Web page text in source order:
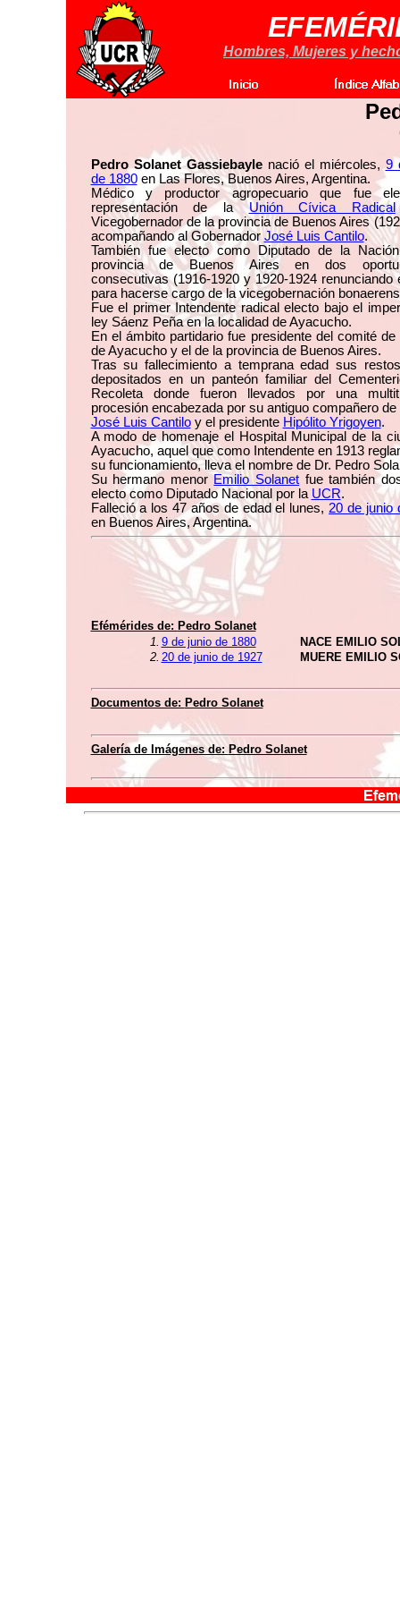
Hombres, Mujeres y
Pedro Solanet Gassiebaylenació el miércoles, 9
de 1880en Las Flores, Buenos Aires, Argentina.
Médico y productor agropecuario que fue
representación de laUnión Cívica Radical
Vicegobernador de la provincia de Buenos Aires
acompañando al Gobernador José Luis Cantilo.
También fue electo como Diputado de la
provincia de Buenos Aires en dos
consecutivas (1916-1920 y 1920-1924 renunciando
para hacerse cargo de la vicegobernación
Fue el primer Intendente radical electo bajo el
ley Sáenz Peña en la localidad de Ayacucho.
En el ámbito partidario fue presidente del comité
de Ayacucho y el de la provincia de Buenos Aires.
Tras su fallecimiento a temprana edad sus
depositados en un panteón familiar del
Recoleta donde fueron llevados por una
procesión encabezada por su antiguo compañero
José Luis Cantiloy el presidente Hipólito Yrigoyen.
A modo de homenaje el Hospital Municipal de la
Ayacucho, aquel que como Intendente en 1913
su funcionamiento, lleva el nombre de Dr. Pedro
Su hermano menorEmilio Solanet fue también
electo como Diputado Nacional por la UCR.
Falleció a los 47 años de edad el lunes, 20 de junio
en Buenos Aires, Argentina.
Efémérides de: Pedro Solanet
1. 9 de junio de 1880
NACE EMILIO
2. 20 de junio de 1927 MUERE EMILIO
Documentos de: Pedro Solanet
Galería de Imágenes de: Pedro Solanet